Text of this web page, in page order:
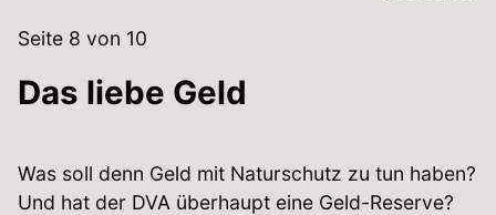
Seite 8 von 10
Das liebe Geld
Was soll denn Geld mit Naturschutz zu tun haben?
Und hat der DVA überhaupt eine Geld-Reserve?